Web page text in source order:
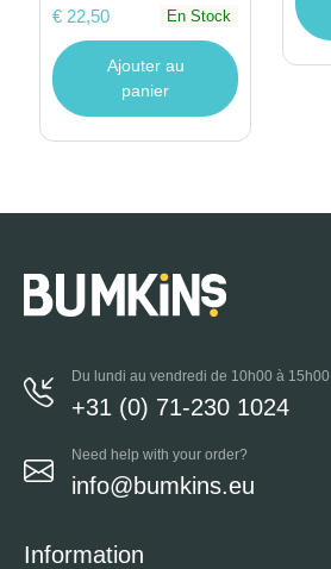
€ 22,50 En Stock
Ajouter au
panier
Du lundi au vendredi de 10h00 à 15h00
+31 (0) 71-230 1024
Need help with your order?
info@bumkins.eu
Information